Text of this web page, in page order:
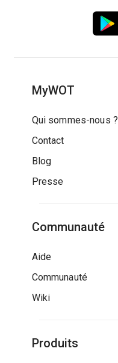
MyWOT
Qui sommes-nous ?
Contact
Blog
Presse
Communauté
Aide
Communauté
Wiki
Produits